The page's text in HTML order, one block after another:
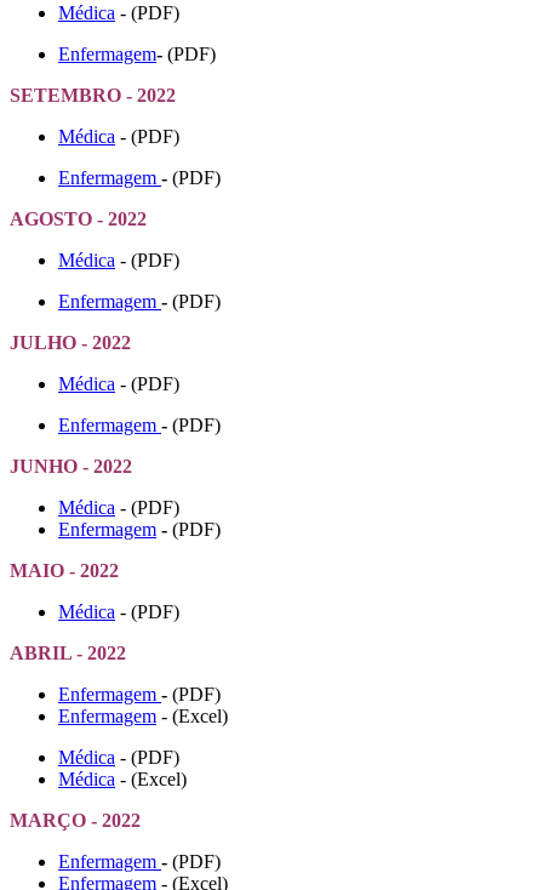
Médica - (PDF)
Enfermagem- (PDF)
SETEMBRO - 2022
Médica - (PDF)
Enfermagem - (PDF)
AGOSTO - 2022
Médica - (PDF)
Enfermagem - (PDF)
JULHO - 2022
Médica - (PDF)
Enfermagem - (PDF)
JUNHO - 2022
Médica - (PDF)
Enfermagem - (PDF)
MAIO - 2022
Médica - (PDF)
ABRIL - 2022
Enfermagem - (PDF)
Enfermagem - (Excel)
Médica - (PDF)
Médica - (Excel)
MARÇO - 2022
Enfermagem - (PDF)
Enfermagem - (Excel)